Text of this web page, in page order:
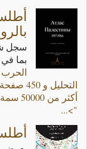
سجل
بما في ذلك
أكثر من 50000 سمة.
">...